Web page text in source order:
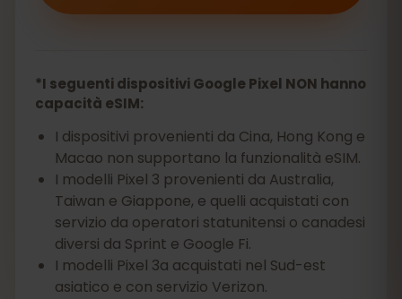
*I seguenti dispositivi Google Pixel NON hanno
capacità eSIM:
I dispositivi provenienti da Cina, Hong Kong e
Macao non supportano la funzionalità eSIM.
I modelli Pixel 3 provenienti da Australia,
Taiwan e Giappone, e quelli acquistati con
servizio da operatori statunitensi o canadesi
diversi da Sprint e Google Fi.
I modelli Pixel 3a acquistati nel Sud-est
asiatico e con servizio Verizon.